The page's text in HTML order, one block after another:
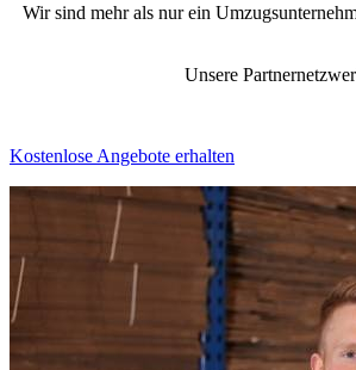
Wir sind mehr als nur ein
Unsere
Kostenlose Angebote erhalten